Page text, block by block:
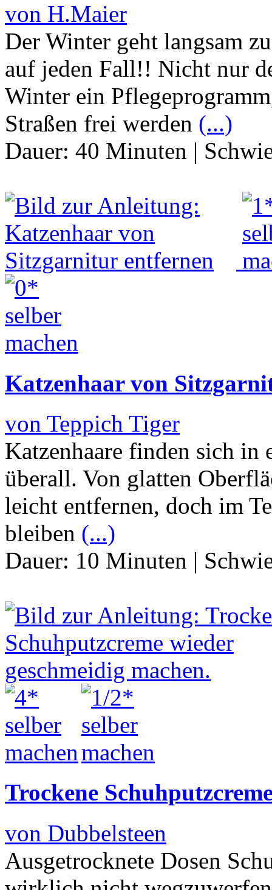
von H.Maier
Der Winter geht langsam
auf jeden Fall!! Nicht nur
Winter ein
Straßen frei werden (...)
Dauer: 40 Minuten |
Katzenhaar von
von Teppich Tiger
Katzenhaare finden sich in
überall. Von glatten
leicht entfernen, doch im
bleiben (...)
Dauer: 10 Minuten |
Trockene
von Dubbelsteen
Ausgetrocknete Dosen